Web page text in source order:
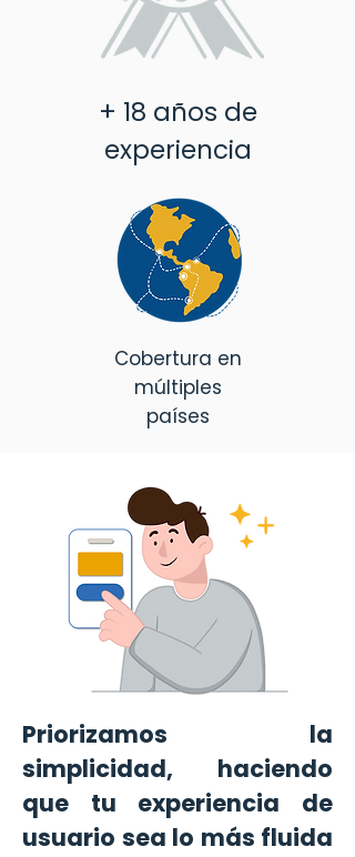
+ 18 años de
experiencia
Cobertura en
múltiples
países
Priorizamos la
simplicidad, haciendo
que tu experiencia de
usuario sea lo más fluida